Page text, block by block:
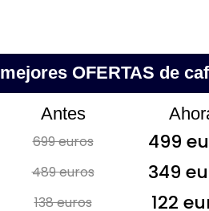
OFERTAS de
Antes
699 euros 499
489 euros 349
138 euros 122